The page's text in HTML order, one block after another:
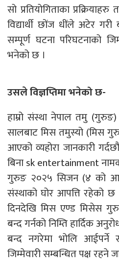
सो प्रतियोगिताका
विद्यार्थी छोंज धींले अटेर
सम्पूर्ण घटना परिघटनाको
भनेको छ ।
उसले विज्ञप्तिमा भनेको छ-
हाम्रो संस्था नेपाल तमु (गुरुङ)
सालबाट मिस तमुस्यो (मिस
आएको व्यहोरा जानकारी
बिना sk entertainment
गुरुङ २०२५ सिजन (४ को
संस्थाको घोर आपत्ति रहेको
दिनदेखि मिस एण्ड मिसेस
बन्द गर्नको निम्ति हार्दिक
बन्द नगरेमा भोलि आईपर्ने
जिम्मेवारी सम्बन्धित पक्ष रहने